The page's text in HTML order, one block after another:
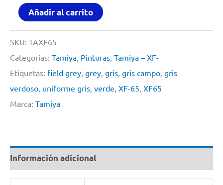
Pintura
23ml
Xf65
Field
Grey
By
Xf65
cantidad
Añadir al carrito
SKU: TAXF65
Categorías: Tamiya, Pinturas, Tamiya – XF-
Etiquetas: field grey, grey, gris, gris campo, gris
verdoso, uniforme gris, verde, XF-65, XF65
Marca: Tamiya
Información adicional